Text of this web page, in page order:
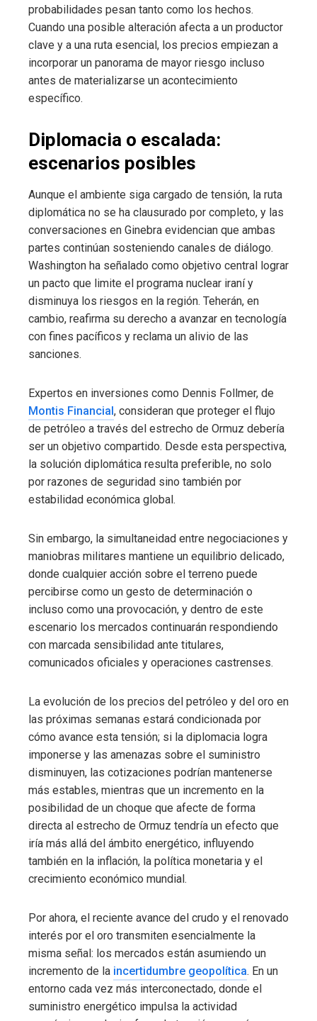
probabilidades pesan tanto como los hechos.
Cuando una posible alteración afecta a un productor
clave y a una ruta esencial, los precios empiezan a
incorporar un panorama de mayor riesgo incluso
antes de materializarse un acontecimiento
específico.
Diplomacia o escalada:
escenarios posibles
Aunque el ambiente siga cargado de tensión, la ruta
diplomática no se ha clausurado por completo, y las
conversaciones en Ginebra evidencian que ambas
partes continúan sosteniendo canales de diálogo.
Washington ha señalado como objetivo central lograr
un pacto que limite el programa nuclear iraní y
disminuya los riesgos en la región. Teherán, en
cambio, reafirma su derecho a avanzar en tecnología
con fines pacíficos y reclama un alivio de las
sanciones.
Expertos en inversiones como Dennis Follmer, de
Montis Financial, consideran que proteger el flujo
de petróleo a través del estrecho de Ormuz debería
ser un objetivo compartido. Desde esta perspectiva,
la solución diplomática resulta preferible, no solo
por razones de seguridad sino también por
estabilidad económica global.
Sin embargo, la simultaneidad entre negociaciones y
maniobras militares mantiene un equilibrio delicado,
donde cualquier acción sobre el terreno puede
percibirse como un gesto de determinación o
incluso como una provocación, y dentro de este
escenario los mercados continuarán respondiendo
con marcada sensibilidad ante titulares,
comunicados oficiales y operaciones castrenses.
La evolución de los precios del petróleo y del oro en
las próximas semanas estará condicionada por
cómo avance esta tensión; si la diplomacia logra
imponerse y las amenazas sobre el suministro
disminuyen, las cotizaciones podrían mantenerse
más estables, mientras que un incremento en la
posibilidad de un choque que afecte de forma
directa al estrecho de Ormuz tendría un efecto que
iría más allá del ámbito energético, influyendo
también en la inflación, la política monetaria y el
crecimiento económico mundial.
Por ahora, el reciente avance del crudo y el renovado
interés por el oro transmiten esencialmente la
misma señal: los mercados están asumiendo un
incremento de la incertidumbre geopolítica. En un
entorno cada vez más interconectado, donde el
suministro energético impulsa la actividad